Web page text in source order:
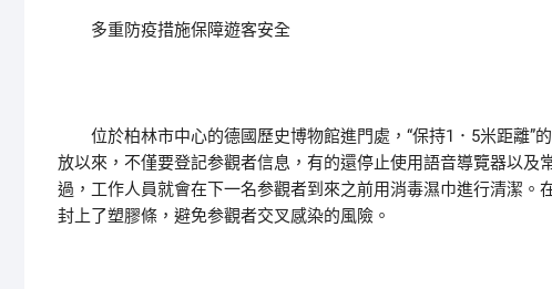
多重防疫措施保障遊客安全
位於柏林市中心的德國歷史博物館進門處，“保持1．5米距離”
放以來，不僅要登記参觀者信息，有的還停止使用語音導覽器以
過，工作人員就會在下一名参觀者到來之前用消毒濕巾進行清潔
封上了塑膠條，避免参觀者交叉感染的風險。